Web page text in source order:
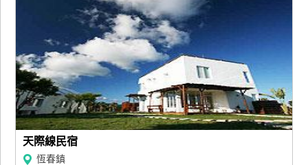
天際線民宿
恆春鎮